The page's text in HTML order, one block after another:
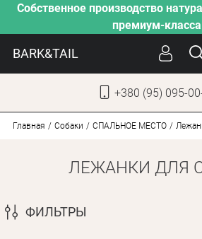
Собственное производство
премиум-
BARK&TAIL
+380 (95) 095-
УХОД
Главная Собаки СПАЛЬНОЕ МЕСТО
ЛЕЖАНКИ ДЛЯ
ФИЛЬТРЫ